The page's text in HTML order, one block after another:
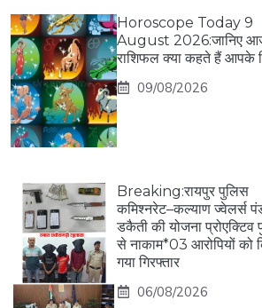
Horoscope Today 9
August 2026:जानिए
राशिफल क्या कहते हैं आपके
09/08/2026
Breaking:रायपुर पुलिस
कमिश्नरेट–कल्याण ज्वेलर्स
डकैती की योजना प्रोएक्टिव
से नाकाम*03 आरोपियों को
गया गिरफ्तार
06/08/2026